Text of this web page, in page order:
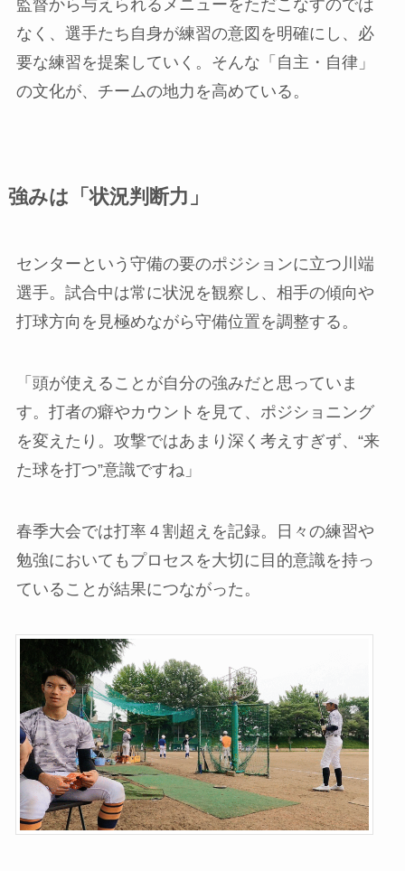
監督から与えられるメニューをただこなすのでは
なく、選手たち自身が練習の意図を明確にし、必
要な練習を提案していく。そんな「自主・自律」
の文化が、チームの地力を高めている。
強みは「状況判断力」
センターという守備の要のポジションに立つ川端
選手。試合中は常に状況を観察し、相手の傾向や
打球方向を見極めながら守備位置を調整する。
「頭が使えることが自分の強みだと思っていま
す。打者の癖やカウントを見て、ポジショニング
を変えたり。攻撃ではあまり深く考えすぎず、“来
た球を打つ”意識ですね」
春季大会では打率４割超えを記録。日々の練習や
勉強においてもプロセスを大切に目的意識を持っ
ていることが結果につながった。